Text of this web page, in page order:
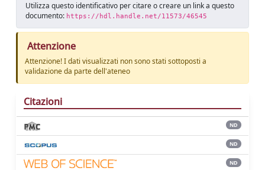
Utilizza questo identificativo per citare o creare un link a questo
documento: https://hdl.handle.net/11573/46545
Attenzione
Attenzione! I dati visualizzati non sono stati sottoposti a
validazione da parte dell'ateneo
Citazioni
ND
ND
ND